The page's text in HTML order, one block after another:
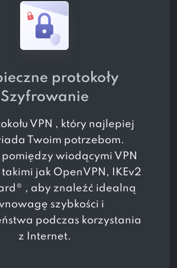
protokoły
Szyfrowanie
VPN , który najlepiej
Twoim potrzebom.
wiodącymi VPN
takimi jak OpenVPN, IKEv2
, aby znaleźć idealną
szybkości i
podczas korzystania
z Internet.